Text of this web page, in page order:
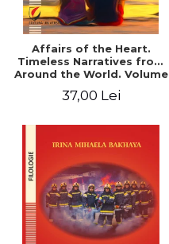
Affairs of the Heart.
Timeless Narratives from
Around the World. Volume
37,00 Lei